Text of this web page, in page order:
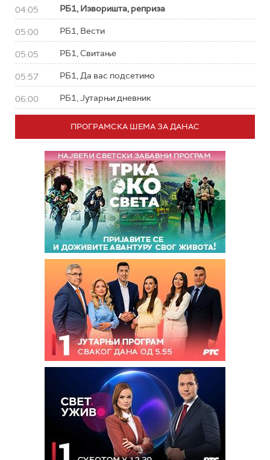
04:05 РБ1, Изворишта, реприза
05:00 РБ1, Вести
05:05 РБ1, Свитање
05:57 РБ1, Да вас подсетимо
06:00 РБ1, Јутарњи дневник
ПРОГРАМСКА ШЕМА ЗА ДАНАС